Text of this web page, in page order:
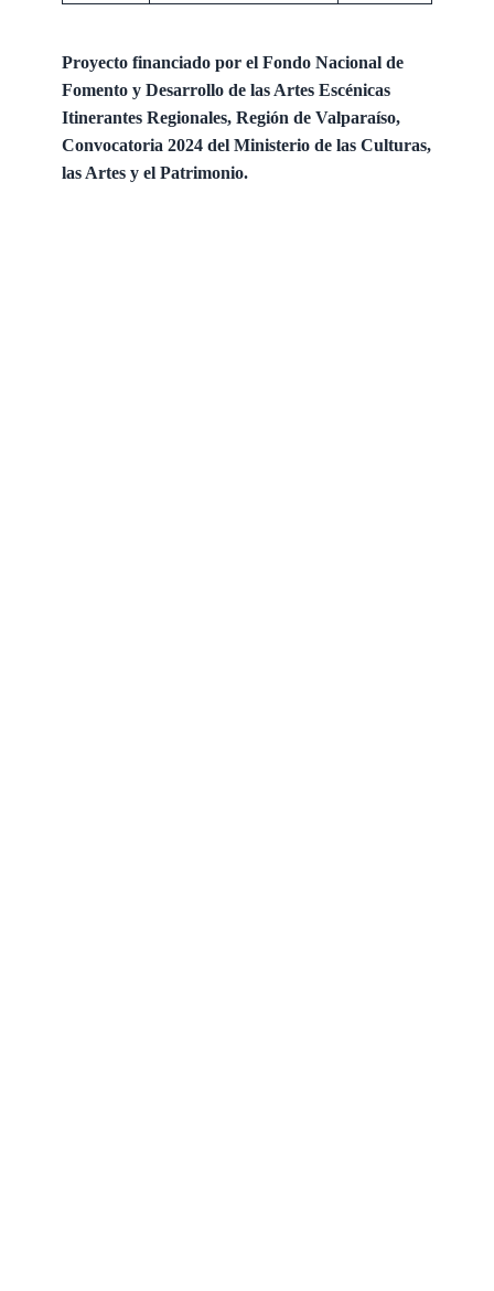
Proyecto financiado por el Fondo Nacional de
Fomento y Desarrollo de las Artes Escénicas
Itinerantes Regionales, Región de Valparaíso,
Convocatoria 2024 del Ministerio de las Culturas,
las Artes y el Patrimonio.